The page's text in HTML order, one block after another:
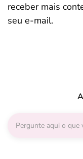
receber mais
seu e-mail.